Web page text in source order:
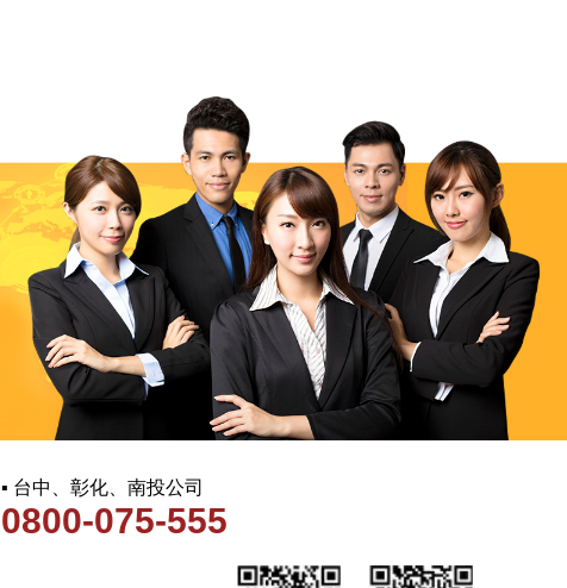
▪ 台中、彰化、南投公司
0800-075-555